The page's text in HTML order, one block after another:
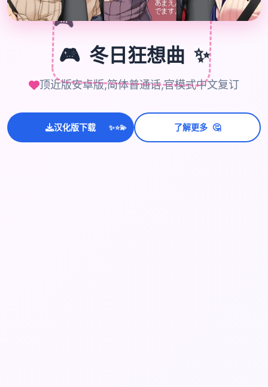
🎮
🎮 冬日狂想曲 ✨
顶近版安卓版,简体普通话,官模式中文复订
汉化版下载 ✨
⭐💫 了解更多 🤔